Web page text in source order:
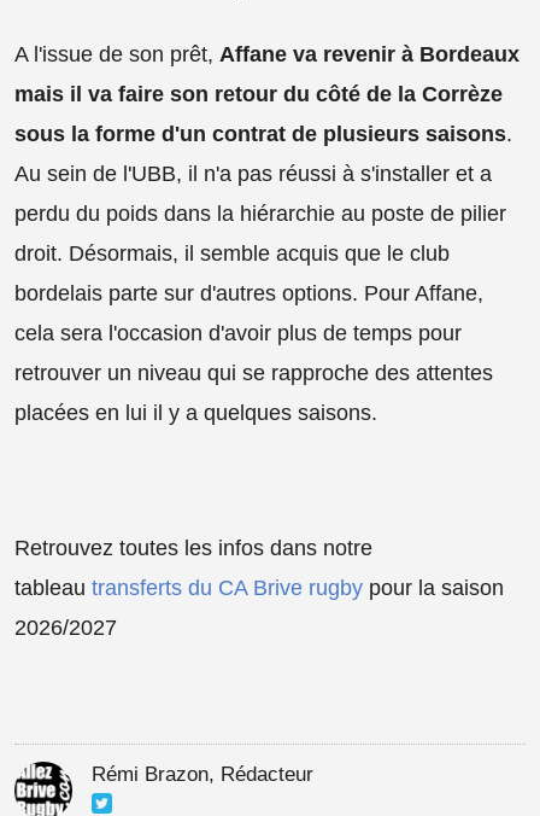
A l'issue de son prêt, Affane va revenir à Bordeaux
mais il va faire son retour du côté de la Corrèze
sous la forme d'un contrat de plusieurs saisons.
Au sein de l'UBB, il n'a pas réussi à s'installer et a
perdu du poids dans la hiérarchie au poste de pilier
droit. Désormais, il semble acquis que le club
bordelais parte sur d'autres options. Pour Affane,
cela sera l'occasion d'avoir plus de temps pour
retrouver un niveau qui se rapproche des attentes
placées en lui il y a quelques saisons.
Retrouvez toutes les infos dans notre
tableau transferts du CA Brive rugby pour la saison
2026/2027
Rémi Brazon, Rédacteur